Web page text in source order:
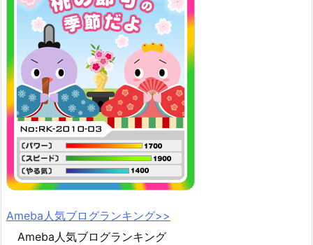
Ameba人気ブログランキング>>
Ameba人気ブログランキング